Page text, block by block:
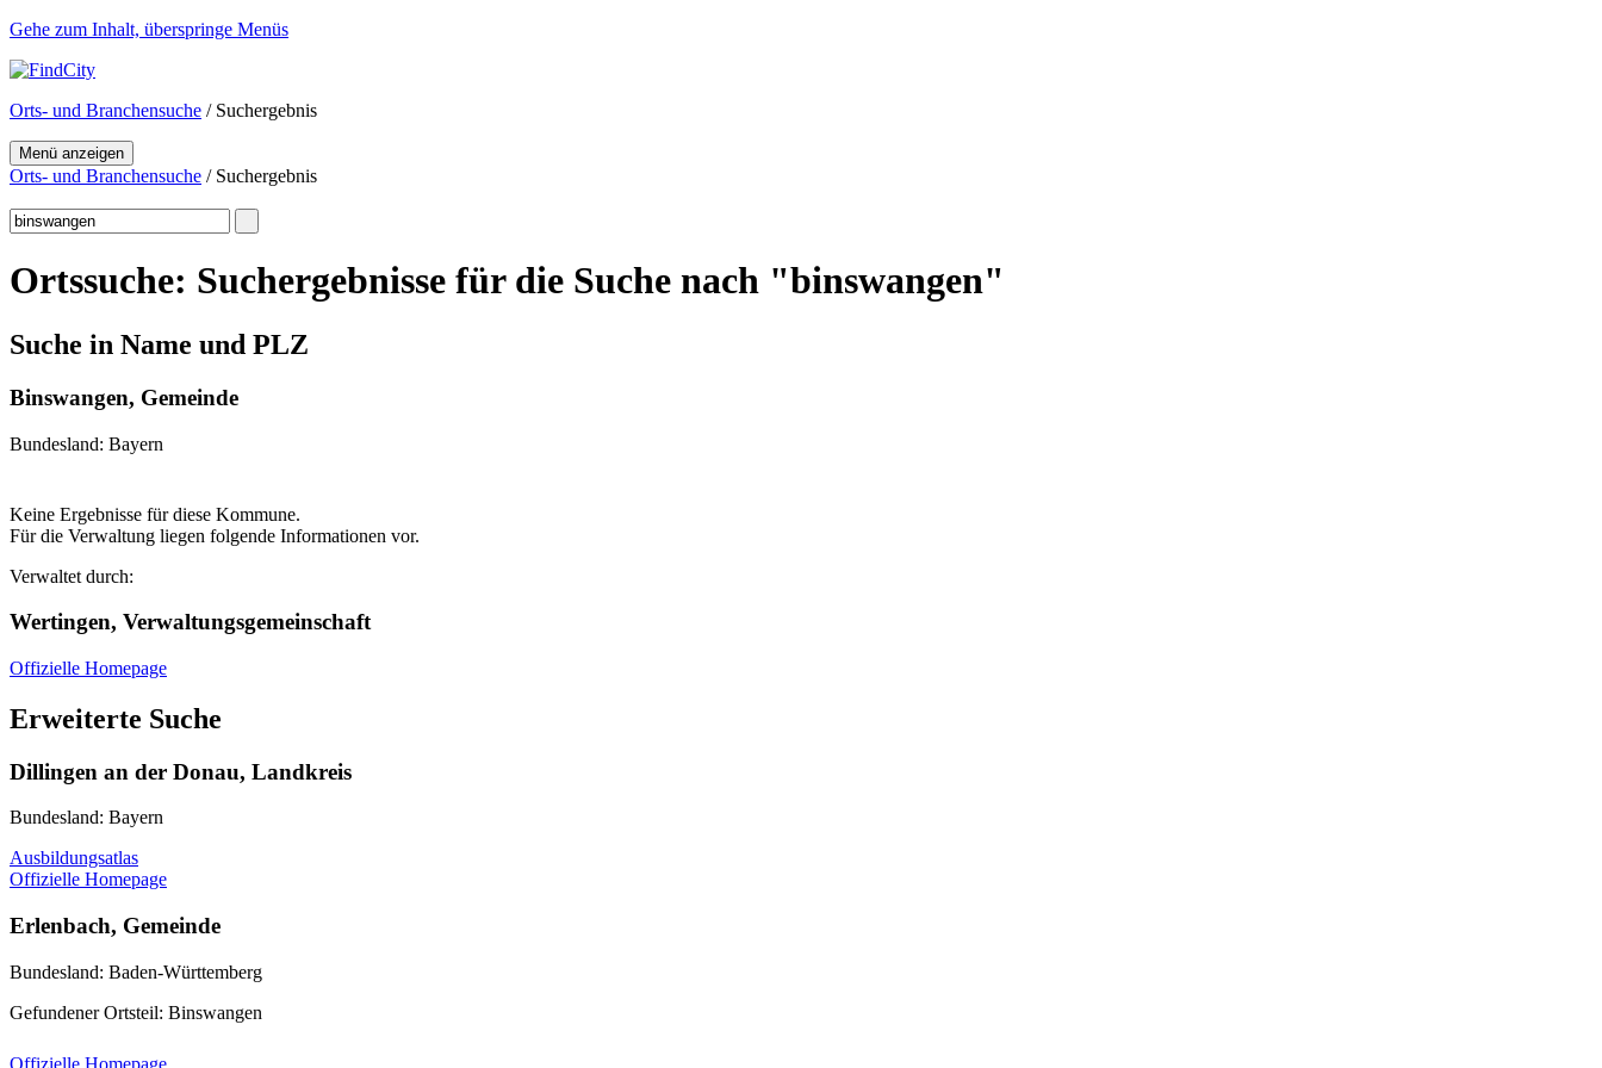
Gehe zum Inhalt, überspringe Menüs
Orts- und Branchensuche / Suchergebnis
Menü anzeigen
Orts- und Branchensuche / Suchergebnis
Ortssuche: Suchergebnisse für die Suche nach "binswangen"
Suche in Name und PLZ
Binswangen, Gemeinde
Bundesland: Bayern
Keine Ergebnisse für diese Kommune.
Für die Verwaltung liegen folgende Informationen vor.
Verwaltet durch:
Wertingen, Verwaltungsgemeinschaft
Offizielle Homepage
Erweiterte Suche
Dillingen an der Donau, Landkreis
Bundesland: Bayern
Ausbildungsatlas
Offizielle Homepage
Erlenbach, Gemeinde
Bundesland: Baden-Württemberg
Gefundener Ortsteil: Binswangen
Offizielle Homepage